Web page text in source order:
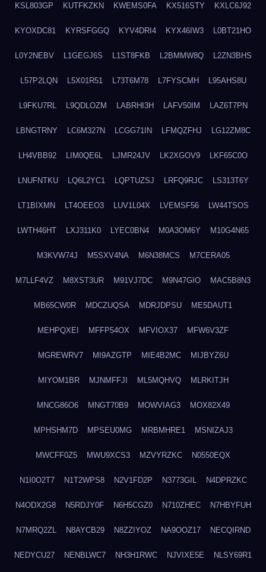
KSL803GP KUTFKZKN KWEMS0FA KX516STY KXLC6J92
KYOXDC81 KYRSFGGQ KYV4DRI4 KYX46IW3 L0BT21HO
L0Y2NEBV L1GEGJ6S L1ST8FKB L2BMMW8Q L2ZN3BHS
L57P2LQN L5X01R51 L73T6M78 L7FYSCMH L95AHS8U
L9FKU7RL L9QDLOZM LABRHI3H LAFV50IM LAZ6T7PN
LBNGTRNY LC6M327N LCGG71IN LFMQZFHJ LG12ZM8C
LH4VBB92 LIM0QE6L LJMR24JV LK2XGOV9 LKF65C0O
LNUFNTKU LQ6L2YC1 LQPTUZSJ LRFQ9RJC LS313T6Y
LT1BIXMN LT4OEEO3 LUV1L04X LVEMSF56 LW44TSOS
LWTH46HT LXJ311K0 LYEC0BN4 M0A3OM6Y M10G4N65
M3KVW74J M5SXV4NA M6N38MCS M7CERA05
M7LLF4VZ M8XST3UR M91VJ7DC M9N47GIO MAC5B8N3
MB65CW0R MDCZUQSA MDRJDPSU ME5DAUT1
MEHPQXEI MFFP54OX MFVIOX37 MFW6V3ZF
MGREWRV7 MI9AZGTP MIE4B2MC MIJBYZ6U
MIYOM1BR MJNMFFJI ML5MQHVQ MLRKITJH
MNCG86O6 MNGT70B9 MOWVIAG3 MOX82X49
MPHSHM7D MPSEU0MG MRBMHRE1 MSNIZAJ3
MWCFF0Z5 MWU9XCS3 MZVYRZKC N0550EQX
N1I0O2T7 N1T2WPS8 N2V1FD2P N3773GIL N4DPRZKC
N4ODX2G8 N5RDJY0F N6H5CGZ0 N710ZHEC N7HBYFUH
N7MRQ2ZL N8AYCB29 N8ZZIYOZ NA9OOZ17 NECQIRND
NEDYCU27 NENBLWC7 NH3H1RWC NJVIXE5E NLSY69R1